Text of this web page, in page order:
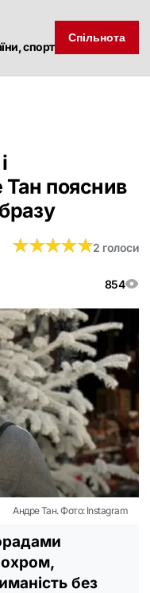
спорт
Спільнота
пояснив
854
★★★★★
★★★★★2 голоси
Андре Тан. Фото: Instagram
без